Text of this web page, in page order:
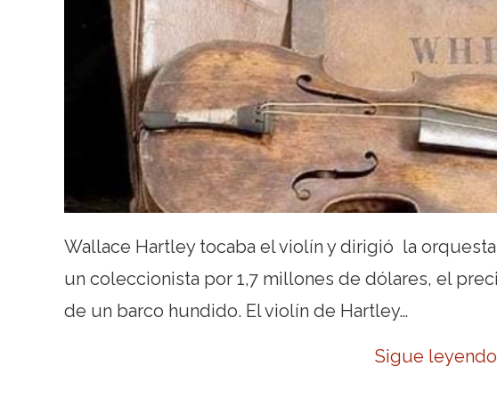
Wallace Hartley tocaba el violín y dirigió la
un coleccionista por 1,7 millones de dólares, el
de un barco hundido. El violín de Hartley…
Sigue leyendo